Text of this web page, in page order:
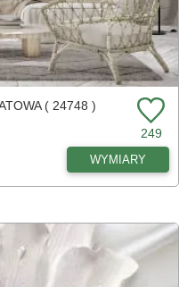
( 24748 )
249
WYMIARY